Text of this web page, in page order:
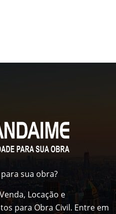
sua obra?
Locação e
para Obra Civil. Entre em